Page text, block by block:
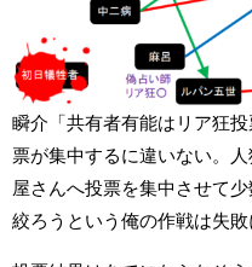
瞬介「共有者有能はリア狂
票が集中するに違いない。
屋さんへ投票を集中させて
絞ろうという俺の作戦は失敗